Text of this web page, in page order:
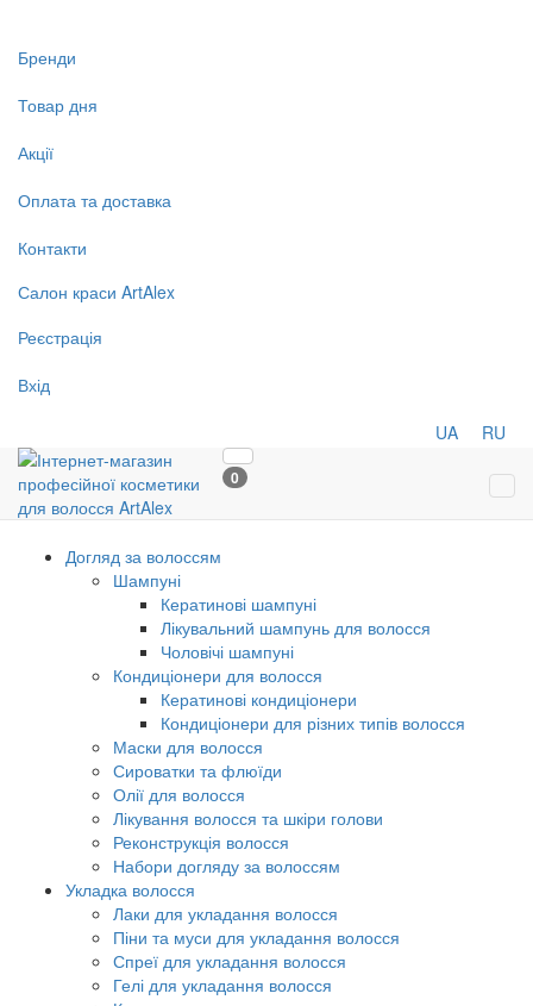
Бренди
Товар дня
Акції
Оплата та доставка
Контакти
Салон краси ArtAlex
Реєстрація
Вхід
UA RU
0
Догляд за волоссям
Шампуні
Кератинові шампуні
Лікувальний шампунь для волосся
Чоловічі шампуні
Кондиціонери для волосся
Кератинові кондиціонери
Кондиціонери для різних типів волосся
Маски для волосся
Сироватки та флюїди
Олії для волосся
Лікування волосся та шкіри голови
Реконструкція волосся
Набори догляду за волоссям
Укладка волосся
Лаки для укладання волосся
Піни та муси для укладання волосся
Спреї для укладання волосся
Гелі для укладання волосся